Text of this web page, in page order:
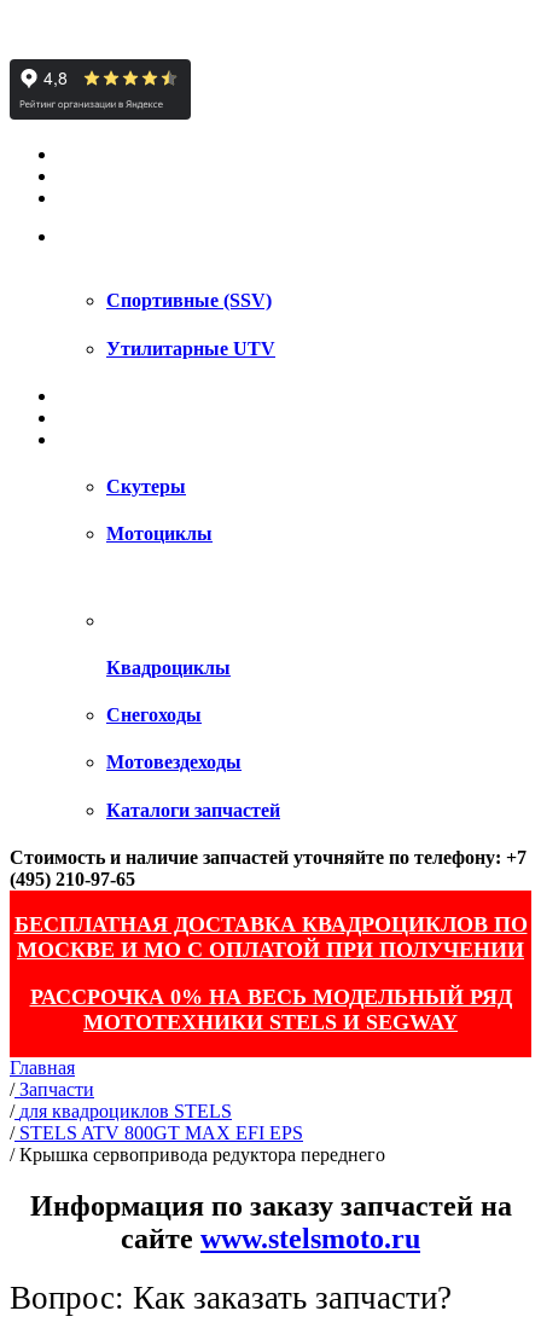
Спортивные (SSV)
Утилитарные UTV
Скутеры
Мотоциклы
Квадроциклы
Снегоходы
Мотовездеходы
Каталоги запчастей
Стоимость и наличие запчастей уточняйте по телефону: +7
(495) 210-97-65
БЕСПЛАТНАЯ ДОСТАВКА КВАДРОЦИКЛОВ ПО
МОСКВЕ И МО С ОПЛАТОЙ ПРИ ПОЛУЧЕНИИ
РАССРОЧКА 0% НА ВЕСЬ МОДЕЛЬНЫЙ РЯД
МОТОТЕХНИКИ STELS И SEGWAY
Главная
/ Запчасти
/ для квадроциклов STELS
/ STELS ATV 800GT MAX EFI EPS
/Крышка сервопривода редуктора переднего
Информация по заказу запчастей на
сайте www.stelsmoto.ru
Вопрос: Как заказать запчасти?